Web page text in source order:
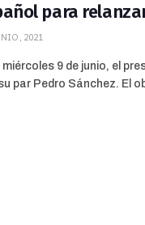
para
2021
miércoles 9 de junio, el
par Pedro Sánchez. El